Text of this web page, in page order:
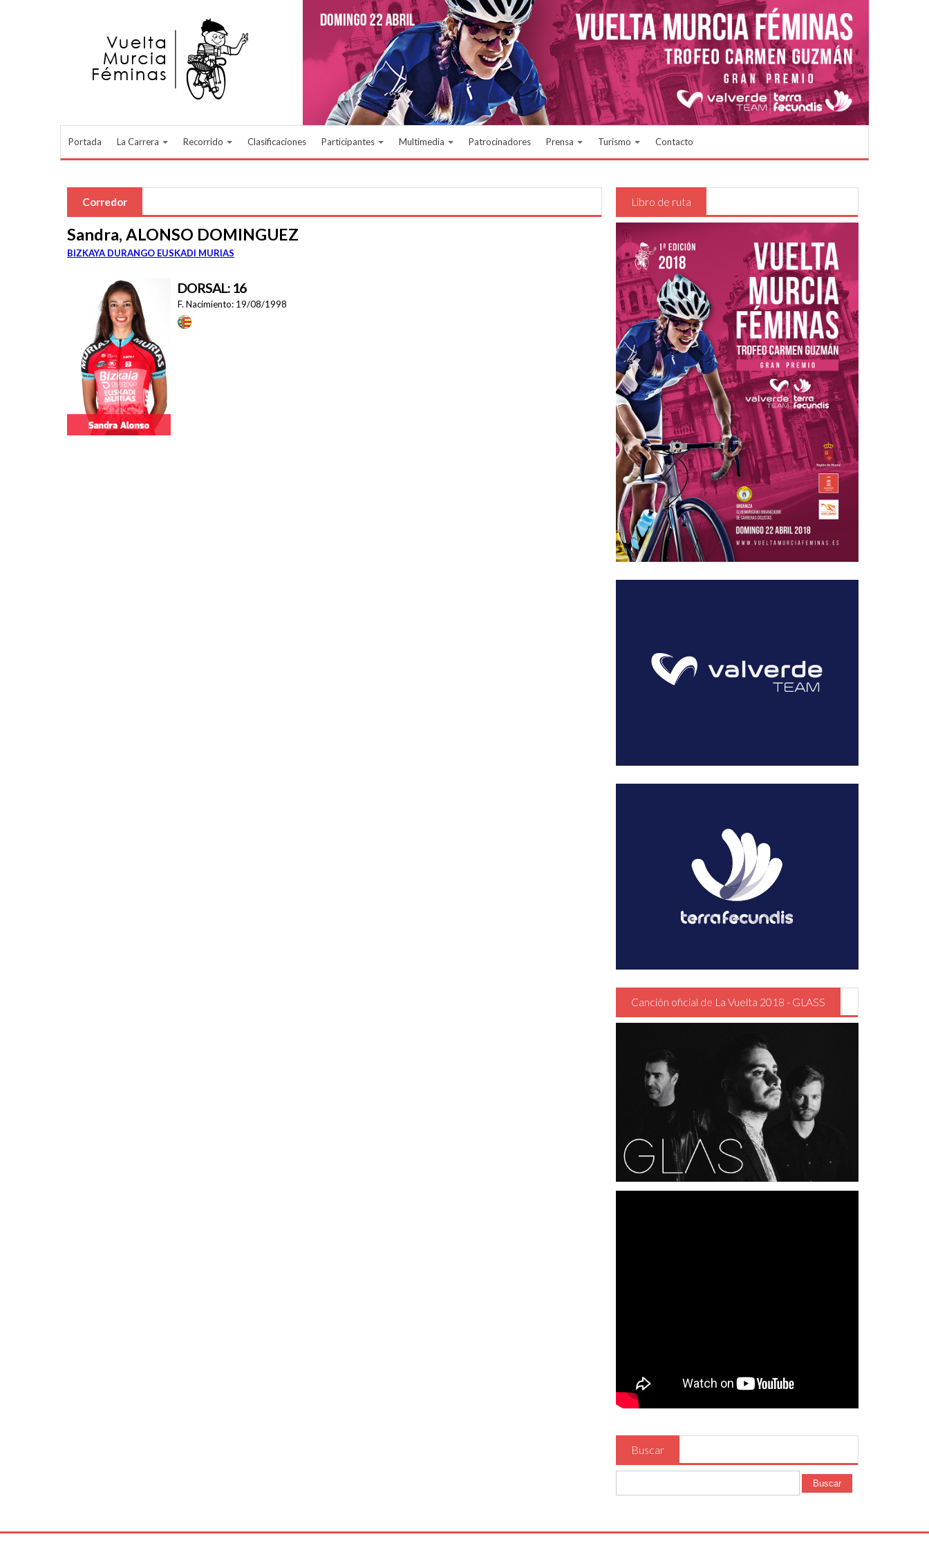
Portada La Carrera Recorrido Clasificaciones Participantes Multimedia Patrocinadores Prensa Turismo Contacto
Corredor
Sandra, ALONSO DOMINGUEZ
BIZKAYA DURANGO EUSKADI MURIAS
DORSAL: 16
F. Nacimiento: 19/08/1998
Libro de ruta
Canción oficial de La Vuelta 2018 - GLASS
Buscar